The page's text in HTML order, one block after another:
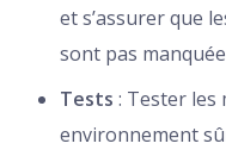
et s’assurer que
sont pas
Tests : Tester les
environnement